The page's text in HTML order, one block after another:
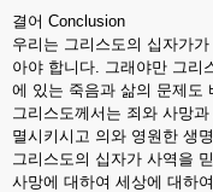
결어 Conclusion
우리는 그리스도의 십자가
아야 합니다. 그래야만 그리
에 있는 죽음과 삶의 문제도
그리스도께서는 죄와 사망
멸시키시고 의와 영원한 생
그리스도의 십자가 사역을
사망에 대하여 세상에 대하